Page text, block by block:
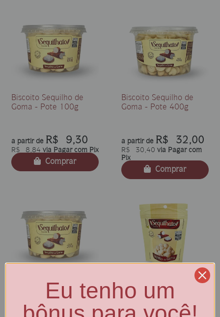
Biscoito Sequilho de
Goma - Pote 100g
a partir de R$ 9,30
R$ 8,84 via Pagar com Pix
Comprar
Biscoito Sequilho de
Goma - Pote 400g
a partir de R$ 32,00
R$ 30,40 via Pagar com
Pix
Comprar
Biscoito Sequilho de
Goma - Pote 200g
Biscoito Sequilho de
Goma - Pouch 40g
Eu tenho um